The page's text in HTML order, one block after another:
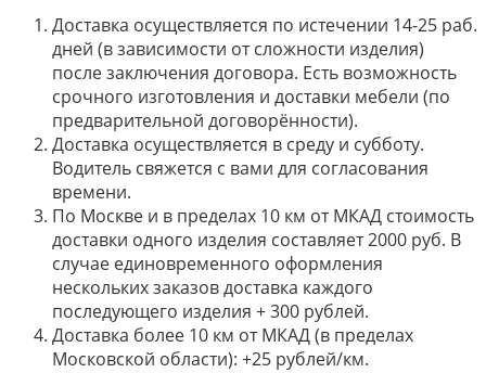
Доставка осуществляется по истечении 14-25 раб.
дней (в зависимости от сложности изделия)
после заключения договора. Есть возможность
срочного изготовления и доставки мебели (по
предварительной договорённости).
Доставка осуществляется в среду и субботу.
Водитель свяжется с вами для согласования
времени.
По Москве и в пределах 10 км от МКАД стоимость
доставки одного изделия составляет 2000 руб. В
случае единовременного оформления
нескольких заказов доставка каждого
последующего изделия + 300 рублей.
Доставка более 10 км от МКАД (в пределах
Московской области): +25 рублей/км.